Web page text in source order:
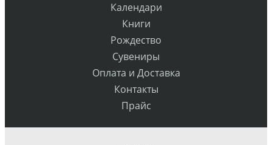
Календари
Книги
Рождество
Сувениры
Оплата и Доставка
Контакты
Прайс